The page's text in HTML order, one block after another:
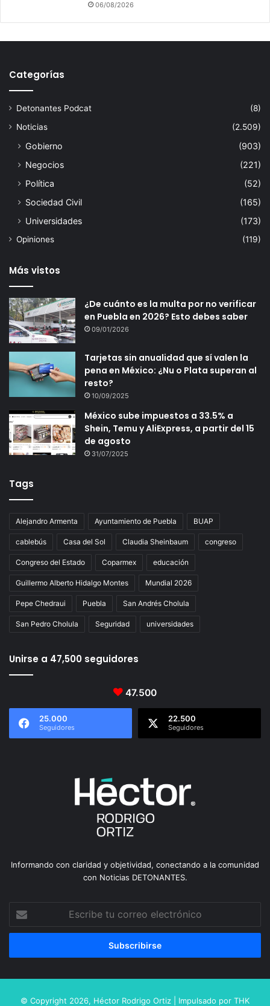
06/08/2026
Categorías
Detonantes Podcat
(8)
Noticias
(2.509)
Gobierno
(903)
Negocios
(221)
Política
(52)
Sociedad Civil
(165)
Universidades
(173)
Opiniones (119)
Más vistos
¿De cuánto es la multa por no verificar
en Puebla en 2026? Esto debes saber
09/01/2026
Tarjetas sin anualidad que sí valen la
pena en México: ¿Nu o Plata superan al
resto?
10/09/2025
México sube impuestos a 33.5% a
Shein, Temu y AliExpress, a partir del 15
de agosto
31/07/2025
Tags
Alejandro Armenta Ayuntamiento de Puebla BUAP
cablebús Casa del Sol Claudia Sheinbaum congreso
Congreso del Estado Coparmex educación
Guillermo Alberto Hidalgo Montes Mundial 2026
Pepe Chedraui Puebla San Andrés Cholula
San Pedro Cholula Seguridad universidades
Unirse a 47,500 seguidores
47.500
25.000
Seguidores
22.500
Seguidores
Informando con claridad y objetividad, conectando a la comunidad
con Noticias DETONANTES.
tu
correo
© Copyright 2026, Héctor Rodrigo Ortiz | Impulsado por THK